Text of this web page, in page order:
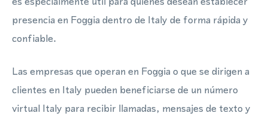
presencia en Foggia dentro de Italy de forma rápida y
confiable.
Las empresas que operan en Foggia o que se dirigen a
clientes en Italy pueden beneficiarse de un número
virtual Italy para recibir llamadas, mensajes de texto y